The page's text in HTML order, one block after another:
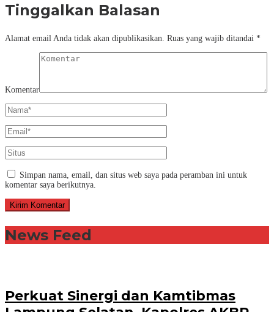
Tinggalkan Balasan
Alamat email Anda tidak akan dipublikasikan. Ruas yang wajib ditandai *
Komentar
Simpan nama, email, dan situs web saya pada peramban ini untuk
komentar saya berikutnya.
News Feed
Perkuat Sinergi dan Kamtibmas